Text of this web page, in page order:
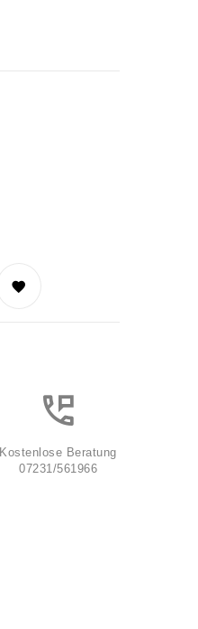
Kostenlose Beratung
07231/561966